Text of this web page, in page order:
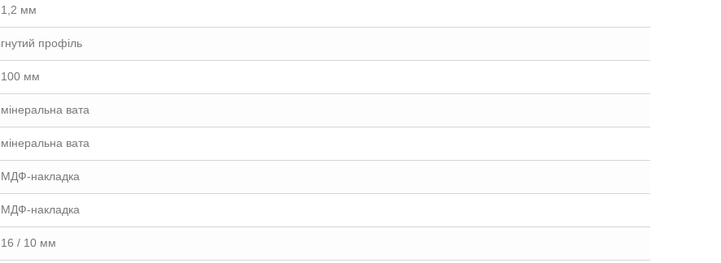
1,2 мм
гнутий профіль
100 мм
мінеральна вата
мінеральна вата
МДФ-накладка
МДФ-накладка
16 / 10 мм